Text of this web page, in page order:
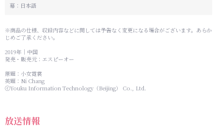
幕：日本語
※商品の仕様、収録内容などに関しては予告なく変更になる場合がございます。あらか
じめご了承ください。
2019年｜中国
発売・販売元：エスピーオー
原題：小女霓裳
英題：Ni Chang
ⓒYouku Information Technology（Beijing） Co., Ltd.
放送情報